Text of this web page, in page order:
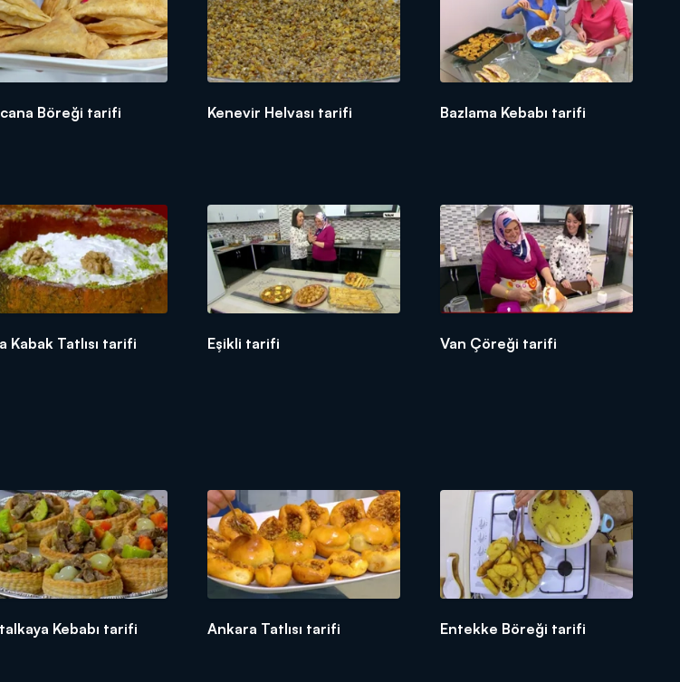
Böreği tarifi Kenevir Helvası tarifi Bazlama Kebabı tarifi
Kabak Tatlısı tarifi Eşikli tarifi Van Çöreği tarifi
Kebabı tarifi Ankara Tatlısı tarifi Entekke Böreği tarifi